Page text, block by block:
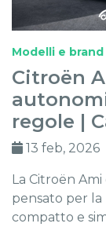
Modelli e brand
Citroën
regole |
13 feb, 2026
La Citroën
pensato per
compatto e